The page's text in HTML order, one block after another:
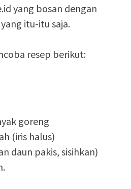
yang bosan dengan
itu-itu saja.
resep berikut:
goreng
(iris halus)
daun pakis, sisihkan)